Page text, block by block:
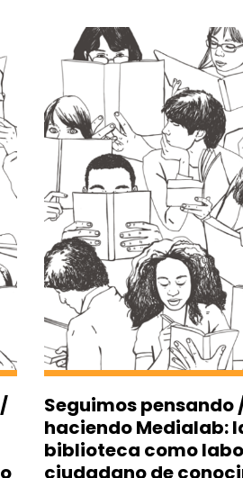
Seguimos pensando
haciendo Medialab:
biblioteca como
ciudadano de